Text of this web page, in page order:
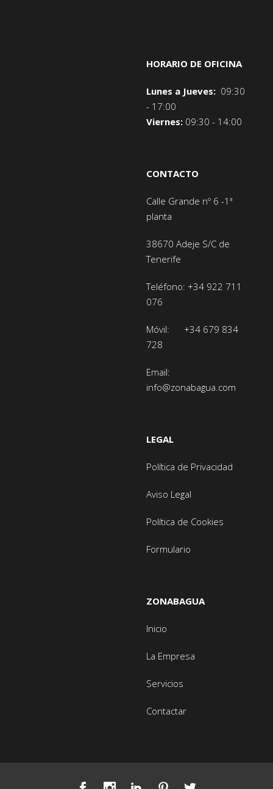
HORARIO DE OFICINA
Lunes a Jueves: 09:30
- 17:00
Viernes: 09:30 - 14:00
CONTACTO
Calle Grande nº 6 -1ª
planta
38670 Adeje S/C de
Tenerife
Teléfono: +34 922 711
076
Móvil: +34 679 834
728
Email:
info@zonabagua.com
LEGAL
Política de Privacidad
Aviso Legal
Política de Cookies
Formulario
ZONABAGUA
Inicio
La Empresa
Servicios
Contactar